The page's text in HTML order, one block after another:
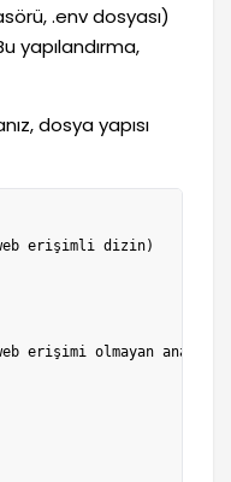
.env dosyası)
yapılandırma,
dosya yapısı
erişimli dizin)
erişimi olmayan ana